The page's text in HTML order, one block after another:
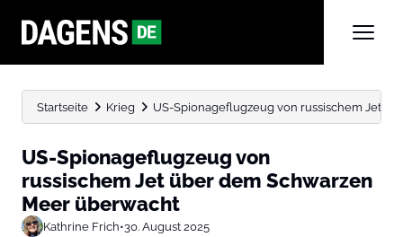
Startseite Krieg US-Spionageflugzeug von russischem Jet
US-Spionageflugzeug von
russischem Jet über dem Schwarzen
Meer überwacht
Kathrine Frich•30. August 2025